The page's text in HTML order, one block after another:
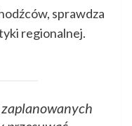
sprawdza
regionalnej.